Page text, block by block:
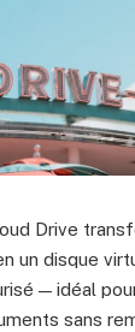
Drive
un disque
— idéal
sans